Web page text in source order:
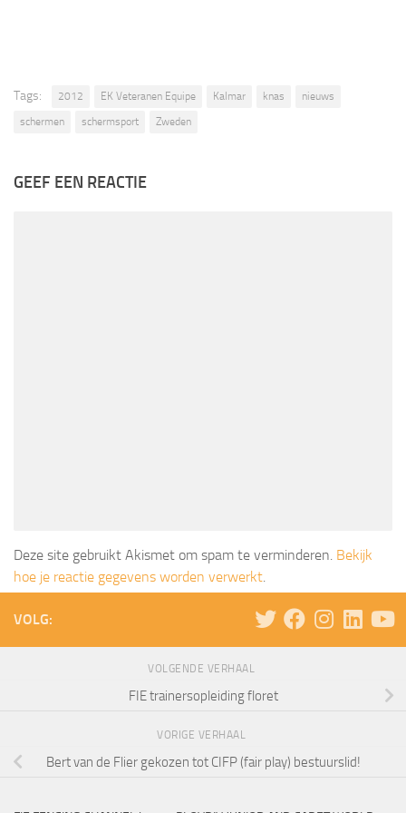
Tags: 2012 EK Veteranen Equipe Kalmar knas
nieuws
schermen
schermsport Zweden
GEEF EEN REACTIE
Deze site gebruikt Akismet om spam te verminderen. Bekijk
hoe je reactie gegevens worden verwerkt.
VOLG:
VOLGENDE VERHAAL
FIE trainersopleiding floret
VORIGE VERHAAL
Bert van de Flier gekozen tot CIFP (fair play) bestuurslid!